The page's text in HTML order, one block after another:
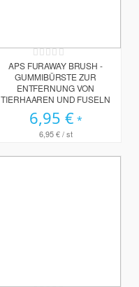
Rating:
0%
APS FURAWAY BRUSH -
GUMMIBÜRSTE ZUR
ENTFERNUNG VON
TIERHAAREN UND FUSELN
6,95 €
6,95 €/ st